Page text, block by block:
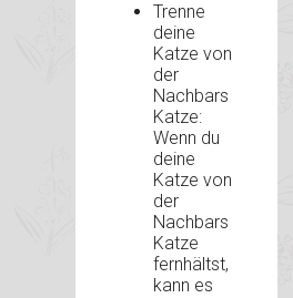
Trenne
deine
Katze von
der
Nachbars
Katze:
Wenn du
deine
Katze von
der
Nachbars
Katze
fernhältst,
kann es